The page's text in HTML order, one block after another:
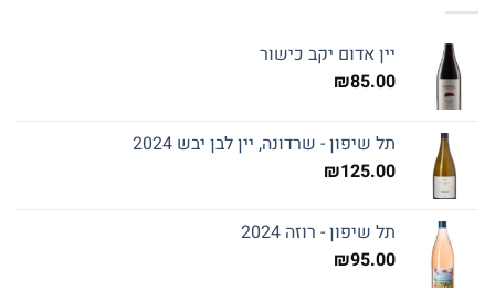
יין אדום יקב כישור
₪85.00
תל שיפון - שרדונה, יין לבן יבש 2024
₪125.00
תל שיפון - רוזה 2024
₪95.00